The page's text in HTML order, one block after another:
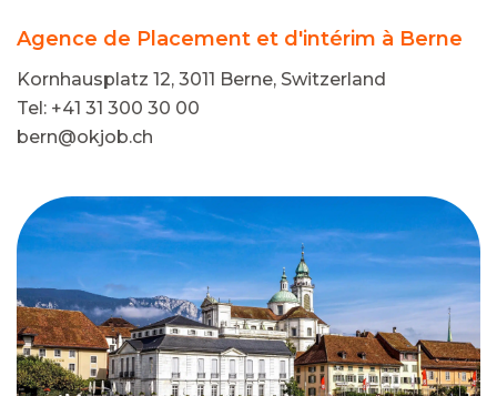
Agence de Placement et d'intérim à Berne
Kornhausplatz 12, 3011 Berne, Switzerland
Tel: +41 31 300 30 00
bern@okjob.ch